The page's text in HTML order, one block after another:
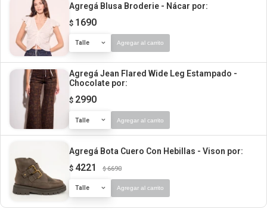
Agregá Blusa Broderie - Nácar por:
$ 1690
Talle Agregar al carrito
Agregá Jean Flared Wide Leg Estampado -
Chocolate por:
$ 2990
Talle Agregar al carrito
Agregá Bota Cuero Con Hebillas - Vison por:
$ 4221 $ 6690
Talle Agregar al carrito